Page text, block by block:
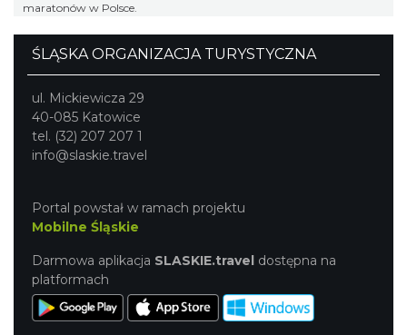
maratonów w Polsce.
ŚLĄSKA ORGANIZACJA TURYSTYCZNA
ul. Mickiewicza 29
40-085 Katowice
tel. (32) 207 207 1
info@slaskie.travel
Portal powstał w ramach projektu
Mobilne Śląskie
Darmowa aplikacja SLASKIE.travel dostępna na
platformach